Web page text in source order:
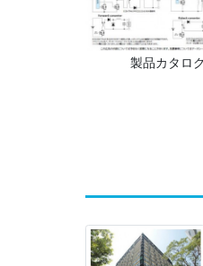
製品カタロ